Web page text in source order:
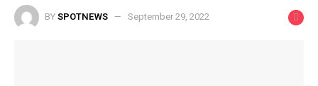
BYSPOTNEWS September 29, 2022